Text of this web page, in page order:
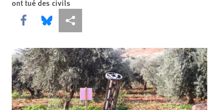
ont tué des civils
Share this via Facebook
Share this via Bluesky
Share this via Partagez